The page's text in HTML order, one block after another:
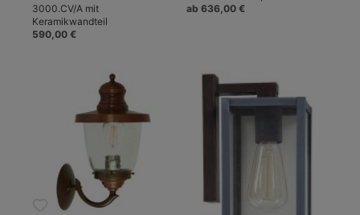
3000.CV/A mit
Keramikwandteil
590,00 €
ab 636,00 €